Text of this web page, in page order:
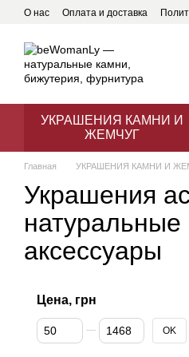
Перейти к основному контенту
О нас Оплата и доставка
УКРАШЕНИЯ КАМНИ И
ЖЕМЧУГ
Главная УКРАШЕНИЯ КАМНИ И
Украшения
аксессуары
Цена, грн
От Цена, грн
До Цена, грн OK